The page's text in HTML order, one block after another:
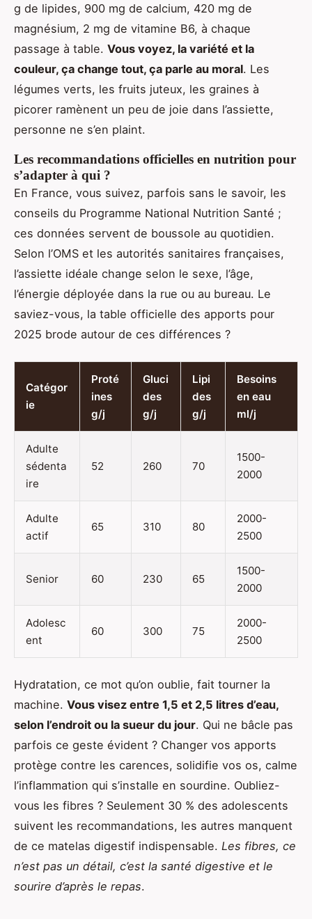
g de lipides, 900 mg de calcium, 420 mg de
magnésium, 2 mg de vitamine B6, à chaque
passage à table. Vous voyez, la variété et la
couleur, ça change tout, ça parle au moral. Les
légumes verts, les fruits juteux, les graines à
picorer ramènent un peu de joie dans l’assiette,
personne ne s’en plaint.
Les recommandations officielles en nutrition pour
s’adapter à qui ?
En France, vous suivez, parfois sans le savoir, les
conseils du Programme National Nutrition Santé ;
ces données servent de boussole au quotidien.
Selon l’OMS et les autorités sanitaires françaises,
l’assiette idéale change selon le sexe, l’âge,
l’énergie déployée dans la rue ou au bureau. Le
saviez-vous, la table officielle des apports pour
2025 brode autour de ces différences ?
Catégor
ie
Proté
ines
g/j
Gluci
des
g/j
Lipi
des
g/j
Besoins
en eau
ml/j
Adulte
sédenta
ire
52 260 70
1500-
2000
Adulte
actif
65 310 80
2000-
2500
Senior 60 230 65
1500-
2000
Adolesc
ent
60 300 75
2000-
2500
Hydratation, ce mot qu’on oublie, fait tourner la
machine. Vous visez entre 1,5 et 2,5 litres d’eau,
selon l’endroit ou la sueur du jour. Qui ne bâcle pas
parfois ce geste évident ? Changer vos apports
protège contre les carences, solidifie vos os, calme
l’inflammation qui s’installe en sourdine. Oubliez-
vous les fibres ? Seulement 30 % des adolescents
suivent les recommandations, les autres manquent
de ce matelas digestif indispensable. Les fibres, ce
n’est pas un détail, c’est la santé digestive et le
sourire d’après le repas.